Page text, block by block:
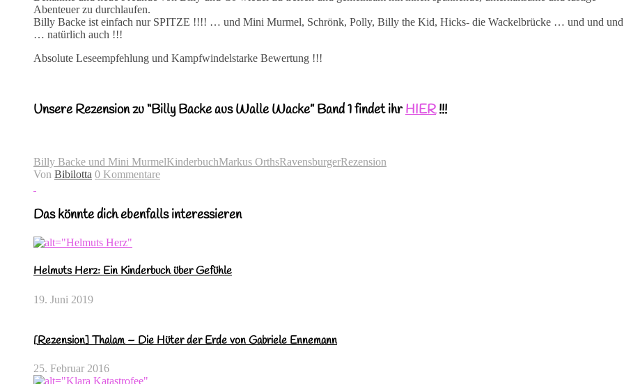
Abenteuer zu durchlaufen.
Billy Backe ist einfach nur SPITZE !!!! … und Mini Murmel, Schrönk, Polly, Billy the Kid, Hicks- die Wackelbrücke … und und und
… natürlich auch !!!
Absolute Leseempfehlung und Kampfwindelstarke Bewertung !!!
Unsere Rezension zu “Billy Backe aus Walle Wacke” Band 1 findet ihrHIER!!!
Billy Backe und Mini MurmelKinderbuchMarkus OrthsRavensburgerRezension
Von Bibilotta 0 Kommentare
Das könnte dich ebenfalls interessieren
Helmuts Herz: Ein Kinderbuch über Gefühle
19. Juni 2019
[Rezension] Thalam – Die Hüter der Erde von Gabriele Ennemann
25. Februar 2016